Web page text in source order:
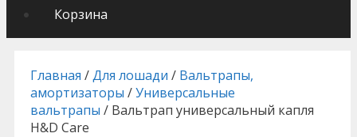
Корзина
Главная /Для лошади / Вальтрапы,
амортизаторы /Универсальные
вальтрапы / Вальтрап универсальный капля
H&D Care